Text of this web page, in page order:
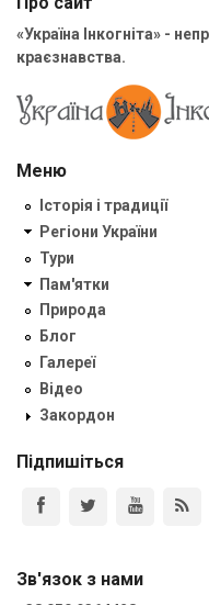
«Україна Інкогніта» -
краєзнавства.
Меню
Історія і традиції
Регіони України
Тури
Пам'ятки
Природа
Блог
Галереї
Відео
Закордон
Підпишіться
Зв'язок з нами